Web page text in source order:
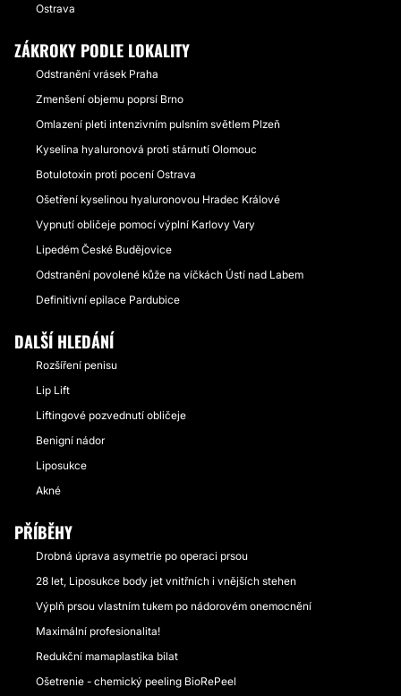
Ostrava
ZÁKROKY PODLE LOKALITY
Odstranění vrásek Praha
Zmenšení objemu poprsí Brno
Omlazení pleti intenzivním pulsním světlem Plzeň
Kyselina hyaluronová proti stárnutí Olomouc
Botulotoxin proti pocení Ostrava
Ošetření kyselinou hyaluronovou Hradec Králové
Vypnutí obličeje pomocí výplní Karlovy Vary
Lipedém České Budějovice
Odstranění povolené kůže na víčkách Ústí nad Labem
Definitivní epilace Pardubice
DALŠÍ HLEDÁNÍ
Rozšíření penisu
Lip Lift
Liftingové pozvednutí obličeje
Benigní nádor
Liposukce
Akné
PŘÍBĚHY
Drobná úprava asymetrie po operaci prsou
28 let, Liposukce body jet vnitřních i vnějších stehen
Výplň prsou vlastním tukem po nádorovém onemocnění
Maximální profesionalita!
Redukční mamaplastika bilat
Ošetrenie - chemický peeling BioRePeel